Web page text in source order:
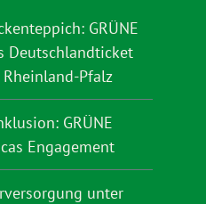
GRÜNE
Deutschlandticket
Pfalz
GRÜNE
Engagement
unter